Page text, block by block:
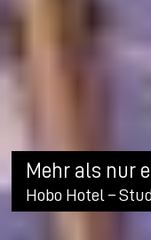
Mehr als nur
Hobo Hotel –